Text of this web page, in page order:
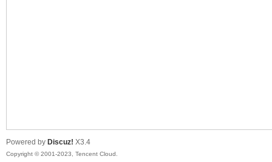
Powered by Discuz! X3.4
Copyright © 2001-2023, Tencent Cloud.